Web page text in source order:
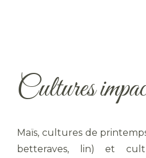
Cultures
Maïs, cultures de
betteraves, lin) et